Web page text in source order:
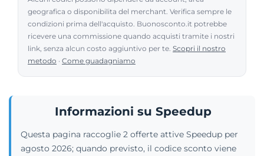
geografica o disponibilita del merchant. Verifica sempre le
condizioni prima dell'acquisto. Buonosconto.it potrebbe
ricevere una commissione quando acquisti tramite i nostri
link, senza alcun costo aggiuntivo per te. Scopri il nostro
metodo · Come guadagniamo
Informazioni su Speedup
Questa pagina raccoglie 2 offerte attive Speedup per
agosto 2026; quando previsto, il codice sconto viene